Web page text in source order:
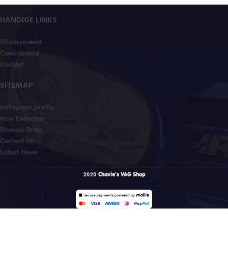
HANDIGE LINKS
Privacybeleid
Cookiebeleid
Contact
SITEMAP
Instagram profile
New Collection
Woman Dress
Contact Us
Latest News
2020 Chavie's VAG Shop